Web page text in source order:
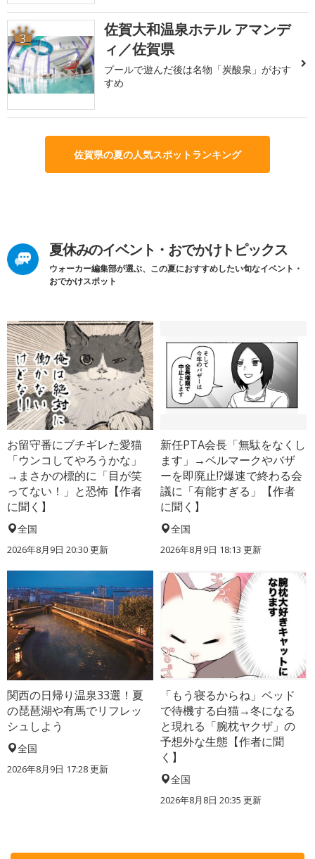
3
佐賀大和温泉ホテル アマンデ
ィ／佐賀県
プールで遊んだ後は名物「炭酸泉」がおす
すめ
佐賀県の夏の人気スポットランキング
夏休みのイベント・おでかけトピックス
ウォーカー編集部が選ぶ、この夏におすすめしたい旬なイベント・
おでかけスポット
お留守番にブチギレた愛猫
「ウンコしてやろうかな」
→まさかの標的に「目が笑
ってない！」と恐怖【作者
に聞く】
全国
2026年8月9日 20:30更新
新任PTA会長「無駄をなくし
ます」→ベルマークやバザ
ーを即廃止!?爆速で終わる会
議に「有能すぎる」【作者
に聞く】
全国
2026年8月9日 18:13 更新
関西の日帰り温泉33選！夏
の琵琶湖や有馬でリフレッ
シュしよう
全国
2026年8月9日 17:28更新
「もう寝るからね」ベッド
で待機する白猫→冬になる
と現れる「腕枕ヤクザ」の
予想外な生態【作者に聞
く】
全国
2026年8月8日 20:35 更新